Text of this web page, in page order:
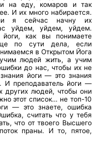
на еду, комаров и так
И их много набирается.
я сейчас начну их
уйдем, уйдем, уйдем.
как вы понимаете
по сути дела, если
в Открытом Йога
людей жить, а учим
до нас, чтобы их не
йоги — это знания
И преподаватель йоги —
других людей, чтобы они
этот список… не топ-10
— это знаете, ошибка
считать что у тебя
что от твоего Высшего
праны. И то, пятое,